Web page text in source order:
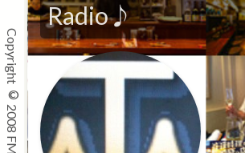
Radio♪